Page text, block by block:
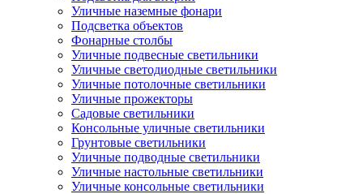
Уличные наземные фонари
Подсветка объектов
Фонарные столбы
Уличные подвесные светильники
Уличные светодиодные светильники
Уличные потолочные светильники
Уличные прожекторы
Садовые светильники
Консольные уличные светильники
Грунтовые светильники
Уличные подводные светильники
Уличные настольные светильники
Уличные консольные светильники